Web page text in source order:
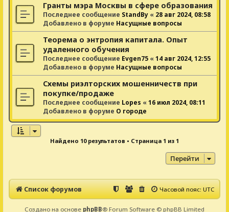
Гранты мэра Москвы в сфере образования
Последнее сообщение StandBy « 28 авг 2024, 08:58
Добавлено в форуме Насущные вопросы
Теорема о энтропия капитала. Опыт
удаленного обучения
Последнее сообщение Evgen75 «14 авг 2024, 12:55
Добавлено в форуме Насущные вопросы
Схемы риэлторских мошенничеств при
покупке/продаже
Последнее сообщение Lopes «16 июл 2024, 08:11
Добавлено в форуме О городе
Найдено 10 результатов • Страница 1 из 1
Перейти
Список форумов Часовой пояс:UTC
Создано на основе phpBB® Forum Software © phpBB Limited